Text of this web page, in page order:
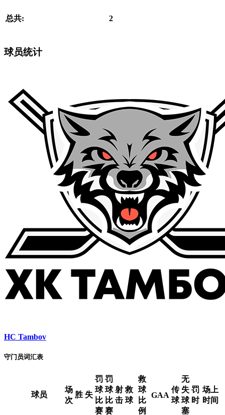
总共: 2
球员统计
HC Tambov
守门员词汇表
球员
场
次
胜 失
罚
球
比
赛
罚
球
比
赛
射
击
救
球
救
球
比
例
GAA
传
球
无
失
球
塞
罚
时
场上
时间